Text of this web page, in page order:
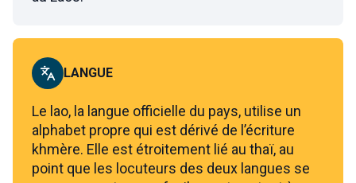
LANGUE
Le lao, la langue officielle du pays, utilise un
alphabet propre qui est dérivé de l’écriture
khmère. Elle est étroitement lié au thaï, au
point que les locuteurs des deux langues se